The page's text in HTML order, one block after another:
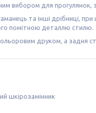
вибором для прогулянок,
та інші дрібниці,
помітною деталлю стилю.
друком, а задня
шкірозамінник